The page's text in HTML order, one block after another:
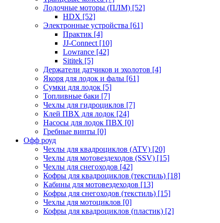
Лодочные моторы (ПЛМ) [52]
HDX [52]
Электронные устройства [61]
Практик [4]
JJ-Connect [10]
Lowrance [42]
Sititek [5]
Держатели датчиков и эхолотов [4]
Якоря для лодок и фалы [61]
Сумки для лодок [5]
Топливные баки [7]
Чехлы для гидроциклов [7]
Клей ПВХ для лодок [24]
Насосы для лодок ПВХ [0]
Гребные винты [0]
Офф роуд
Чехлы для квадроциклов (ATV) [20]
Чехлы для мотовездеходов (SSV) [15]
Чехлы для снегоходов [42]
Кофры для квадроциклов (текстиль) [18]
Кабины для мотовездеходов [13]
Кофры для снегоходов (текстиль) [15]
Чехлы для мотоциклов [0]
Кофры для квадроциклов (пластик) [2]